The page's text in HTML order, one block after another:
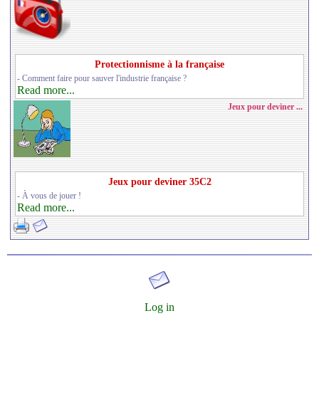
Protectionnisme à la française
- Comment faire pour sauver l'industrie française ?
Read more...
Jeux pour deviner ...
Jeux pour deviner 35C2
- À vous de jouer !
Read more...
Log in